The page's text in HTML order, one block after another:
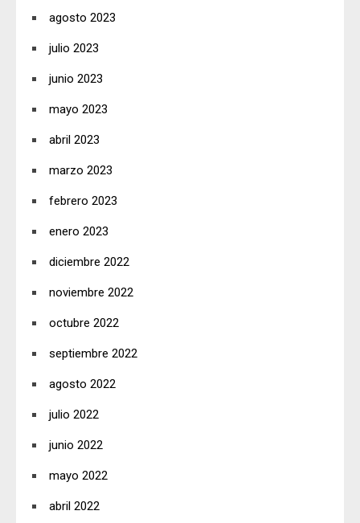
agosto 2023
julio 2023
junio 2023
mayo 2023
abril 2023
marzo 2023
febrero 2023
enero 2023
diciembre 2022
noviembre 2022
octubre 2022
septiembre 2022
agosto 2022
julio 2022
junio 2022
mayo 2022
abril 2022